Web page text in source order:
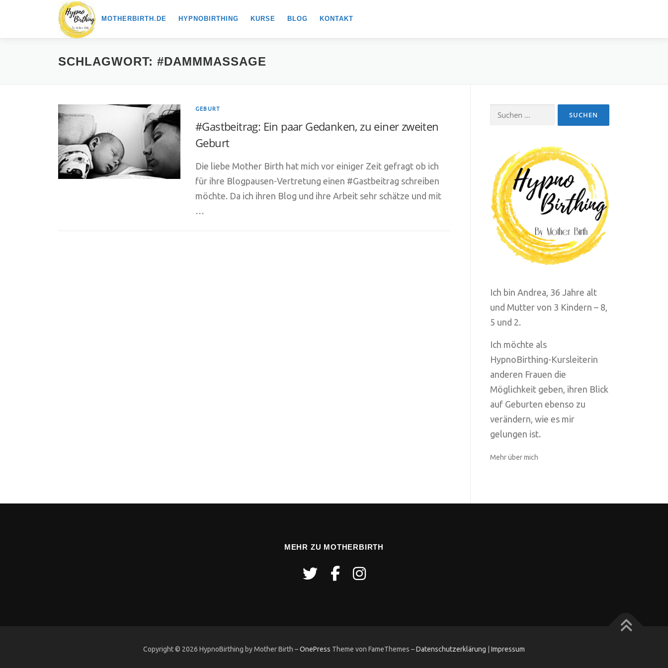
springen
MOTHERBIRTH.DE HYPNOBIRTHING KURSE BLOG KONTAKT
SCHLAGWORT: #DAMMMASSAGE
GEBURT
#Gastbeitrag: Ein paar Gedanken, zu einer zweiten
Geburt
Die liebe Mother Birth hat mich vor einiger Zeit gefragt ob ich
für ihre Blogpausen-Vertretung einen #Gastbeitrag schreiben
möchte. Da ich ihren Blog und ihre Arbeit sehr schätze und mit
…
Suchen
Ich bin Andrea, 36 Jahre alt
und Mutter von 3 Kindern – 8,
5 und 2.
Ich möchte als
HypnoBirthing-Kursleiterin
anderen Frauen die
Möglichkeit geben, ihren Blick
auf Geburten ebenso zu
verändern, wie es mir
gelungen ist.
Mehr über mich
MEHR ZU MOTHERBIRTH
Copyright © 2026 HypnoBirthing by Mother Birth –OnePress Theme von FameThemes –Datenschutzerklärung Impressum